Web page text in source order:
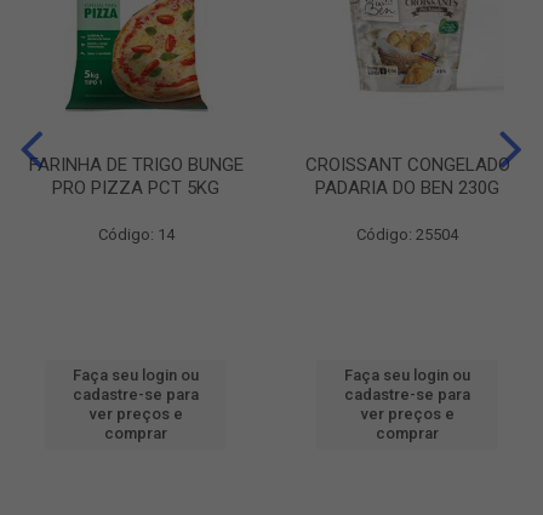
FARINHA DE TRIGO BUNGE
PRO PIZZA PCT 5KG
Código: 14
Faça seu login ou
cadastre-se para
ver preços e
comprar
CROISSANT CONGELADO
PADARIA DO BEN 230G
Código: 25504
Faça seu login ou
cadastre-se para
ver preços e
comprar